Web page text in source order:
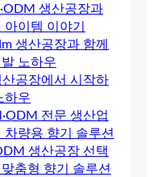
생산공장과
이템 이야기
생산공장과 함께
노하우
산공장에서 시작하
하우
전문 생산업
량용 향기 솔루션
생산공장 선택
춤형 향기 솔루션